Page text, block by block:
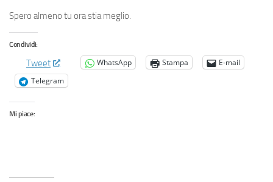
Spero almeno tu ora stia meglio.
Condividi:
Tweet WhatsApp Stampa
E-mail
Telegram
Mi piace: